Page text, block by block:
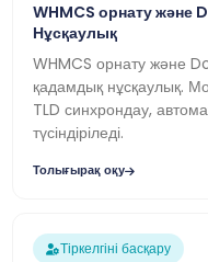
WHMCS орнату және
Нұсқаулық
WHMCS орнату және
қадамдық нұсқаулық.
TLD синхрондау,
түсіндіріледі.
Толығырақ оқу
Тіркелгіні басқару